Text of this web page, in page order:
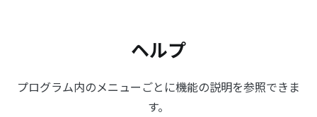
ヘルプ
プログラム内のメニューごとに機能の説明を参照できま
す。